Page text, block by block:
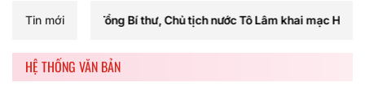
Tin mới
Bí thư, Chủ tịch nước Tô Lâm khai mạc Hội nghị Trung ương lần
HỆ THỐNG VĂN BẢN